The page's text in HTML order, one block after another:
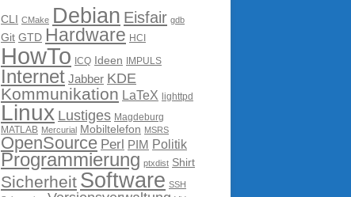
CLI CMake Debian Eisfair gdb
Git GTD Hardware HCI
HowTo ICQ Ideen IMPULS
Internet Jabber KDE
Kommunikation LaTeX lighttpd
Linux Lustiges Magdeburg
MATLAB Mercurial Mobiltelefon MSRS
OpenSource Perl PIM Politik
Programmierung ptxdist Shirt
Sicherheit Software SSH